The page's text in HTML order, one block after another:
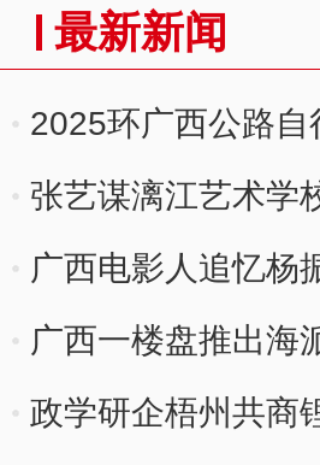
最新新闻
2025环广西公路
张艺谋漓江艺术学
广西电影人追忆杨
广西一楼盘推出海
政学研企梧州共商